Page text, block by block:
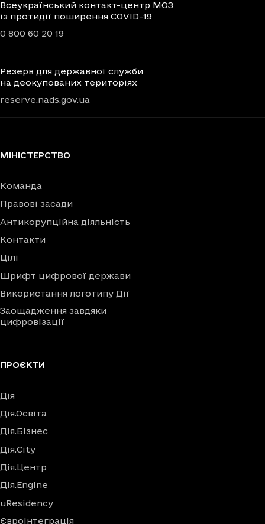
Всеукраїнський контакт-центр МОЗ
із протидії поширення COVID-19
0 800 60 20 19
Резерв для державної служби
на деокупованих територіях
reserve.nads.gov.ua
МІНІСТЕРСТВО
Команда
Правові засади
Антикорупційна діяльність
Контакти
Цілі
Шрифт цифрової держави
Використання логотипу Дії
Заощадження завдяки
цифровізації
ПРОЄКТИ
Дія
Дія.Освіта
Дія.Бізнес
Дія.City
Дія.Центр
Дія.Engine
uResidency
Євроінтеграція